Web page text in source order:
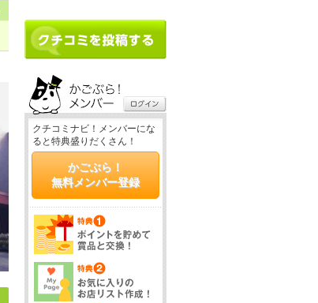
クチコミナビ！メンバーにな
ると特典盛りだくさん！
かごぶら！
無料メンバー登録